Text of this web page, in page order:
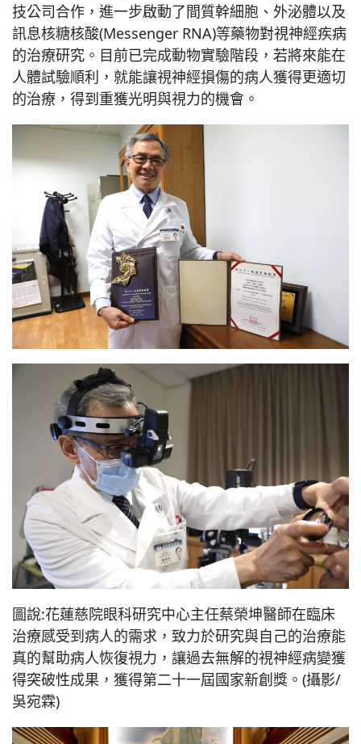
技公司合作，進一步啟動了間質幹細胞、外泌體以及
訊息核糖核酸(Messenger RNA)等藥物對視神經疾病
的治療研究。目前已完成動物實驗階段，若將來能在
人體試驗順利，就能讓視神經損傷的病人獲得更適切
的治療，得到重獲光明與視力的機會。
圖說:花蓮慈院眼科研究中心主任蔡榮坤醫師在臨床
治療感受到病人的需求，致力於研究與自己的治療能
真的幫助病人恢復視力，讓過去無解的視神經病變獲
得突破性成果，獲得第二十一屆國家新創獎。(攝影/
吳宛霖)